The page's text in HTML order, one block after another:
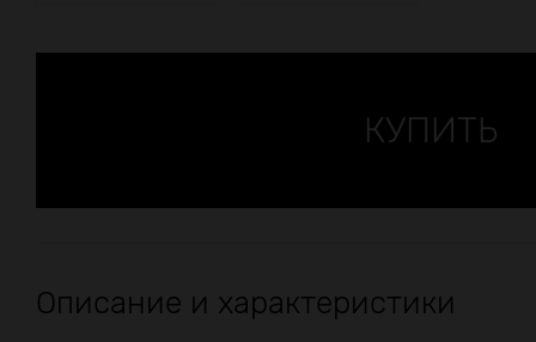
Описание и характеристики